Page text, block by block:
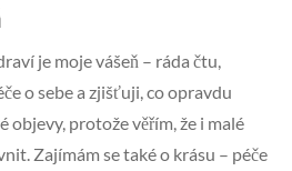
je moje vášeň – ráda čtu,
o sebe a zjišťuji, co opravdu
objevy, protože věřím, že i malé
Zajímám se také o krásu – péče